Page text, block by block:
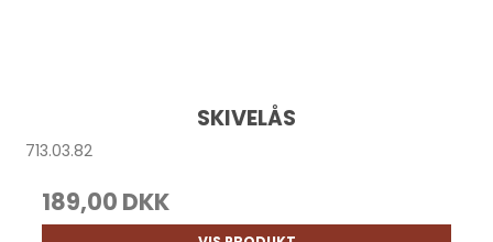
SKIVELÅS
713.03.82
189,00 DKK